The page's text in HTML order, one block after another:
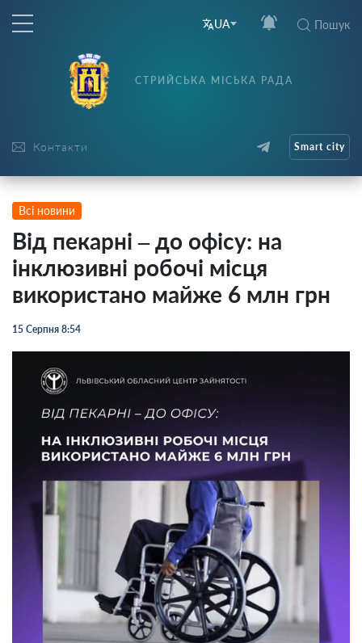
UA Пошук
Контакти
СТРИЙСЬКА МІСЬКА РАДА
Smart city
Всі новини
Від пекарні – до офісу: на
інклюзивні робочі місця
використано майже 6 млн грн
15 Серпня 8:54